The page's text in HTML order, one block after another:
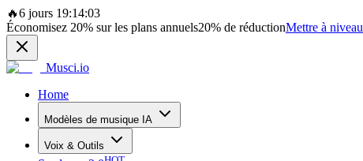
🔥6 jours 19:14:03
Économisez 20% sur les plans annuels20% de réductionMettre à niveau
Musci.io
Home
Modèles de musique IA
Voix & Outils